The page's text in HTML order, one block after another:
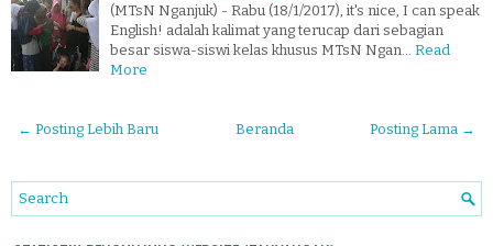
(MTsN Nganjuk) - Rabu (18/1/2017), it's nice, I can speak
English! adalah kalimat yang terucap dari sebagian
besar siswa-siswi kelas khusus MTsN Ngan…
Read
More
← Posting Lebih Baru Posting Lama →
Beranda